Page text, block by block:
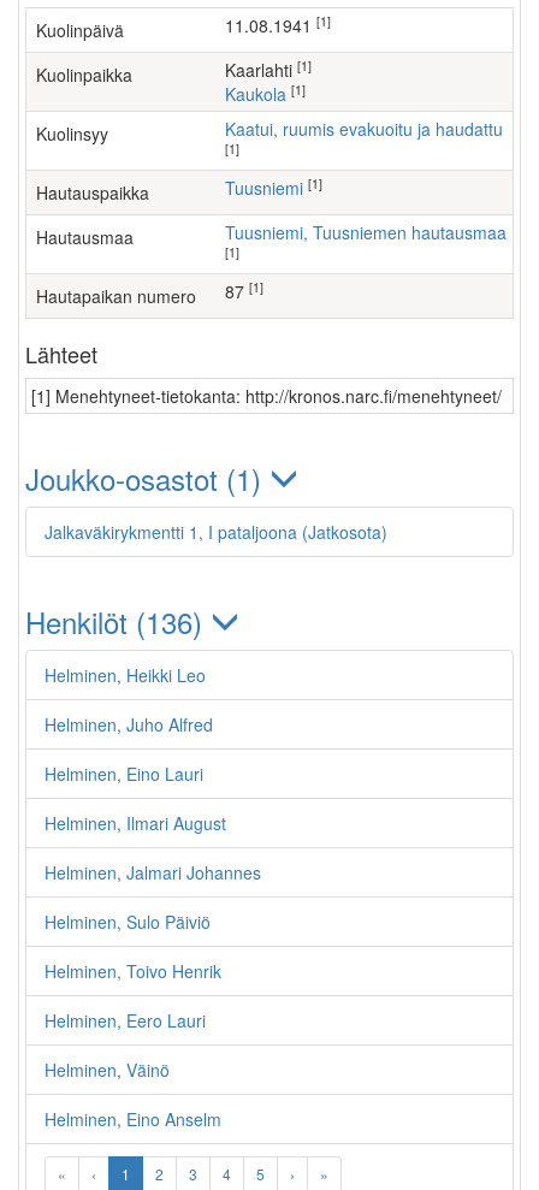
Kuolinpäivä 11.08.1941 [1]
Kuolinpaikka Kaarlahti [1]
Kaukola [1]
Kuolinsyy Kaatui, ruumis evakuoitu ja haudattu
[1]
Hautauspaikka Tuusniemi [1]
Hautausmaa Tuusniemi, Tuusniemen hautausmaa
[1]
Hautapaikan numero 87 [1]
Lähteet
[1] Menehtyneet-tietokanta: http://kronos.narc.fi/menehtyneet/
Joukko-osastot (1)
Jalkaväkirykmentti 1, I pataljoona (Jatkosota)
Henkilöt (136)
Helminen, Heikki Leo
Helminen, Juho Alfred
Helminen, Eino Lauri
Helminen, Ilmari August
Helminen, Jalmari Johannes
Helminen, Sulo Päiviö
Helminen, Toivo Henrik
Helminen, Eero Lauri
Helminen, Väinö
Helminen, Eino Anselm
« ‹ 1 2 3 4 5 › »